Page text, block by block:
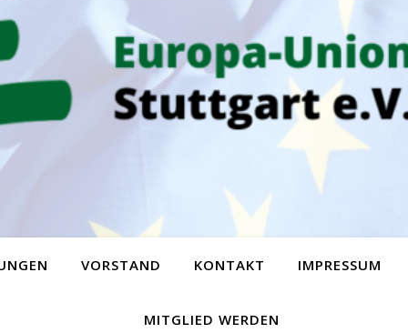
VORSTAND KONTAKT IMPRESSUM
MITGLIED WERDEN